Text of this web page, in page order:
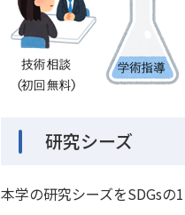
研究シーズ
本学の研究シーズをSDGsの